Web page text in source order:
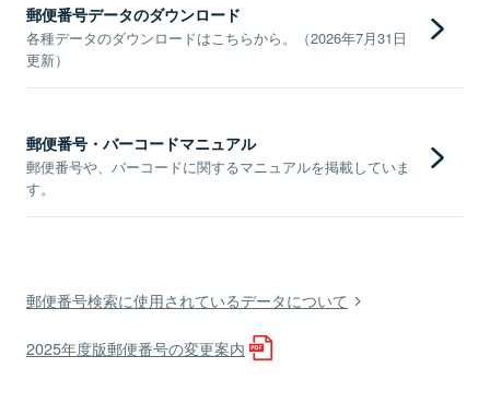
郵便番号データのダウンロード
各種データのダウンロードはこちらから。（2026年7月31日
更新）
郵便番号・バーコードマニュアル
郵便番号や、バーコードに関するマニュアルを掲載していま
す。
郵便番号検索に使用されているデータについて
2025年度版郵便番号の変更案内